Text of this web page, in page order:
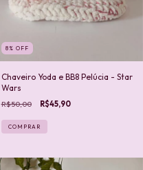
8 % OFF
Chaveiro Yoda e BB8 Pelúcia - Star
Wars
R$50,00 R$45,90
COMPRAR